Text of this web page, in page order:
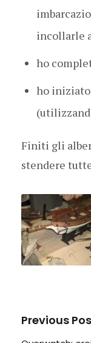
incollarle
ho
ho
Finiti gli
stendere
Previous